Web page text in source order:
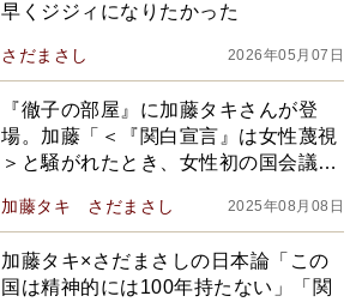
早くジジィになりたかった
さだまさし 2026年05月07日
『徹子の部屋』に加藤タキさんが登
場。加藤「＜『関白宣言』は女性蔑視
＞と騒がれたとき、女性初の国会議員
まさしと振り返る『関白宣言』騒動
加藤タキ さだまさし 2025年08月08日
加藤タキ×さだまさしの日本論「この
国は精神的には100年持たない」「関